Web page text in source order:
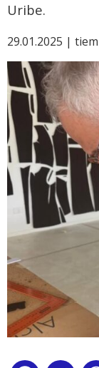
Uribe.
29.01.2025 |